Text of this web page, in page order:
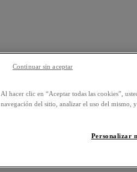
Al hacer clic en “Aceptar todas las cookies”,
navegación del sitio, analizar el uso del mismo,
Personalizar
Continuar sin aceptar